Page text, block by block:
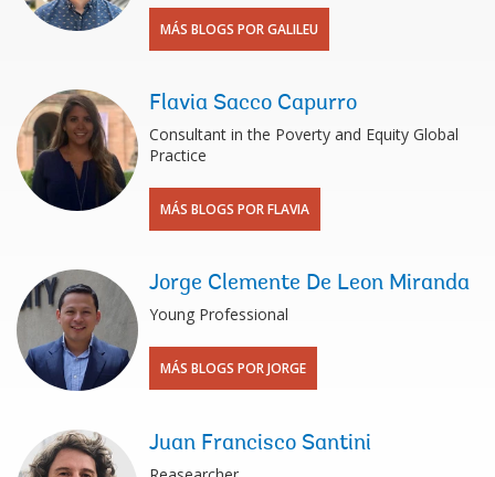
MÁS BLOGS POR GALILEU
Flavia Sacco Capurro
Consultant in the Poverty and Equity Global
Practice
MÁS BLOGS POR FLAVIA
Jorge Clemente De Leon Miranda
Young Professional
MÁS BLOGS POR JORGE
Juan Francisco Santini